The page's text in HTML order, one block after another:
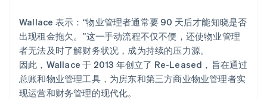
Wallace 表示：“物业管理者通常要 90 天后才能知晓是否
出现租金拖欠。”这一手动流程不仅不便，还使物业管理
者无法及时了解财务状况，成为持续的压力源。
因此，Wallace 于 2013 年创立了 Re-Leased，旨在通过
总账和物业管理工具，为房东和第三方商业物业管理者实
现运营和财务管理的现代化。